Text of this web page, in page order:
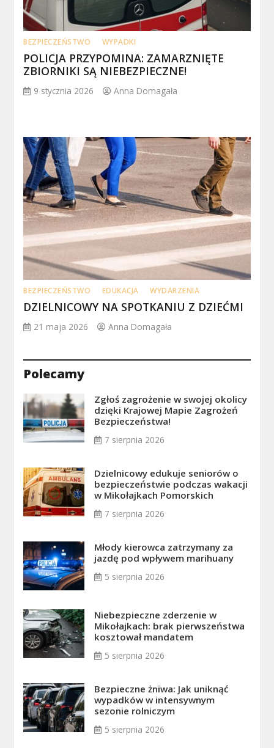
BEZPIECZEŃSTWO WYPADKI
POLICJA PRZYPOMINA: ZAMARZNIĘTE
ZBIORNIKI SĄ NIEBEZPIECZNE!
9 stycznia 2026 Anna Domagała
BEZPIECZEŃSTWO EDUKACJA WYDARZENIA
DZIELNICOWY NA SPOTKANIU Z DZIEĆMI
21 maja 2026 Anna Domagała
Polecamy
Zgłoś zagrożenie w swojej okolicy
dzięki Krajowej Mapie Zagrożeń
Bezpieczeństwa!
7 sierpnia 2026
Dzielnicowy edukuje seniorów o
bezpieczeństwie podczas wakacji
w Mikołajkach Pomorskich
7 sierpnia 2026
Młody kierowca zatrzymany za
jazdę pod wpływem marihuany
5 sierpnia 2026
Niebezpieczne zderzenie w
Mikołajkach: brak pierwszeństwa
kosztował mandatem
5 sierpnia 2026
Bezpieczne żniwa: Jak uniknąć
wypadków w intensywnym
sezonie rolniczym
5 sierpnia 2026